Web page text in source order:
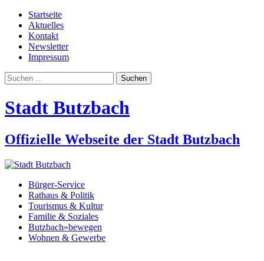
Startseite
Aktuelles
Kontakt
Newsletter
Impressum
Suchen
nach:
Stadt Butzbach
Offizielle Webseite der Stadt Butzbach
Bürger-Service
Rathaus & Politik
Tourismus & Kultur
Familie & Soziales
Butzbach»bewegen
Wohnen & Gewerbe